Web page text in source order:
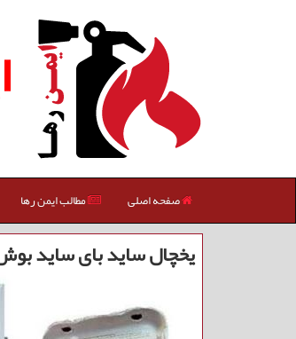
صفحه اصلی مطالب ایمن رها
یخچال ساید بای ساید